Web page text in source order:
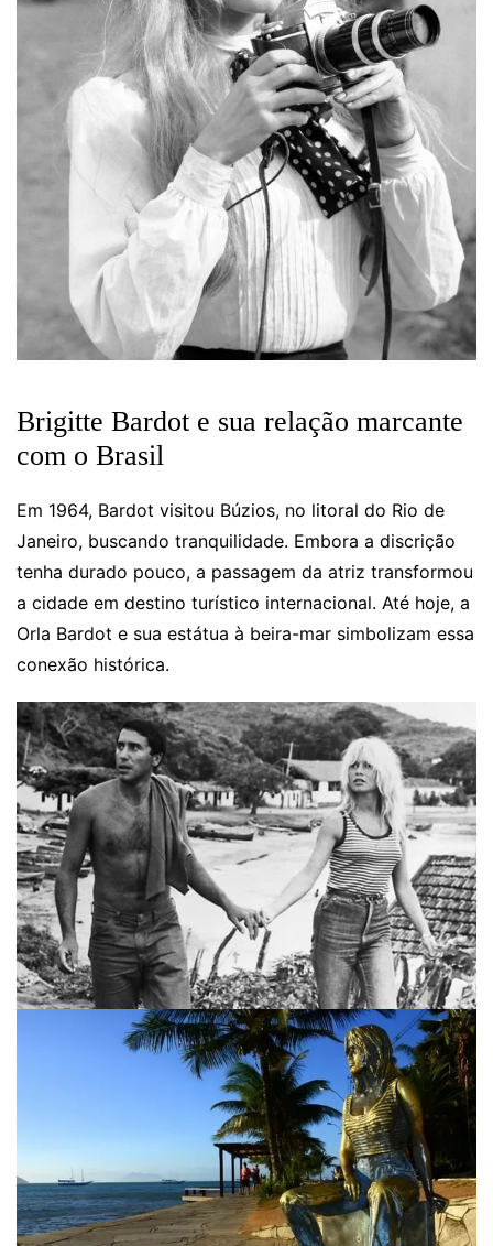
Brigitte Bardot e sua relação marcante
com o Brasil
Em 1964, Bardot visitou Búzios, no litoral do Rio de
Janeiro, buscando tranquilidade. Embora a discrição
tenha durado pouco, a passagem da atriz transformou
a cidade em destino turístico internacional. Até hoje, a
Orla Bardot e sua estátua à beira-mar simbolizam essa
conexão histórica.